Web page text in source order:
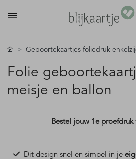
Geboortekaartjes foliedruk
Folie
meisje en ballon
Bestel jouw 1e
Dit design snel en simpel in je